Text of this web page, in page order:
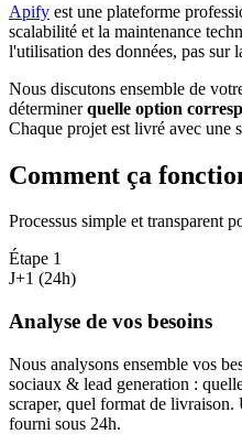
Apify est une plateforme
scalabilité et la maintenance
l'utilisation des données, pas sur
Nous discutons ensemble de
déterminerquelle option
Chaque projet est livré avec une
Comment ça
Processus simple et transparent
Étape 1
J+1 (24h)
Analyse de vos besoins
Nous analysons ensemble vos
sociaux & lead generation :
scraper, quel format de livraison.
fourni sous 24h.